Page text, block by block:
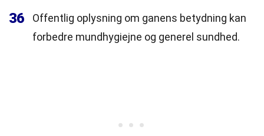
36
Offentlig oplysning om ganens betydning kan
forbedre mundhygiejne og generel sundhed.